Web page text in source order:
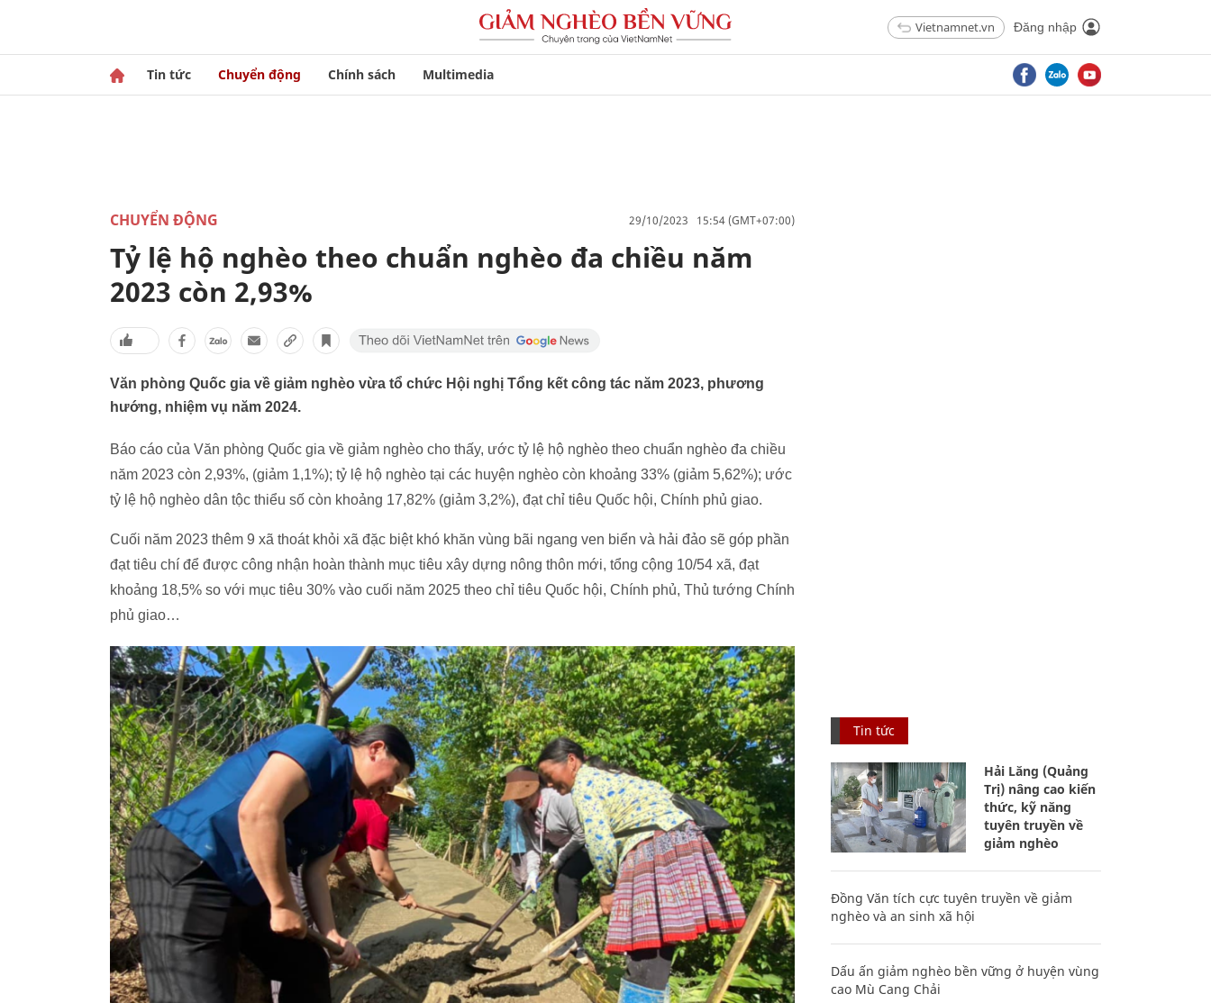
Vietnamnet.vn Đăng nhập
Tin tức Chuyển động Chính sách Multimedia
CHUYỂN ĐỘNG 29/10/2023 15:54 (GMT+07:00)
Tỷ lệ hộ nghèo theo chuẩn nghèo đa chiều năm
2023 còn 2,93%
Văn phòng Quốc gia về giảm nghèo vừa tổ chức Hội nghị Tổng kết công tác năm 2023, phương
hướng, nhiệm vụ năm 2024.
Báo cáo của Văn phòng Quốc gia về giảm nghèo cho thấy, ước tỷ lệ hộ nghèo theo chuẩn nghèo đa chiều
năm 2023 còn 2,93%, (giảm 1,1%); tỷ lệ hộ nghèo tại các huyện nghèo còn khoảng 33% (giảm 5,62%); ước
tỷ lệ hộ nghèo dân tộc thiểu số còn khoảng 17,82% (giảm 3,2%), đạt chỉ tiêu Quốc hội, Chính phủ giao.
Cuối năm 2023 thêm 9 xã thoát khỏi xã đặc biệt khó khăn vùng bãi ngang ven biển và hải đảo sẽ góp phần
đạt tiêu chí để được công nhận hoàn thành mục tiêu xây dựng nông thôn mới, tổng cộng 10/54 xã, đạt
khoảng 18,5% so với mục tiêu 30% vào cuối năm 2025 theo chỉ tiêu Quốc hội, Chính phủ, Thủ tướng Chính
phủ giao…
Tin tức
Hải Lăng (Quảng
Trị) nâng cao kiến
thức, kỹ năng
tuyên truyền về
giảm nghèo
Đồng Văn tích cực tuyên truyền về giảm
nghèo và an sinh xã hội
Dấu ấn giảm nghèo bền vững ở huyện vùng
cao Mù Cang Chải